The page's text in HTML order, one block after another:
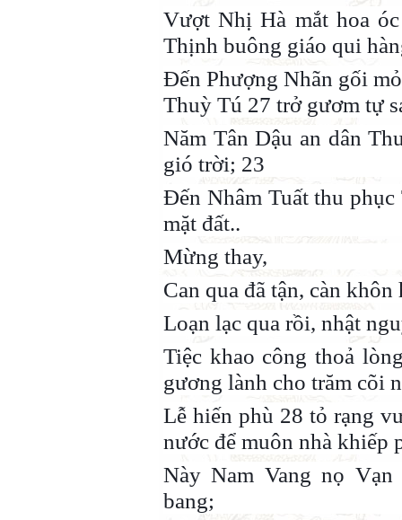
Vượt Nhị Hà mắt hoa
Thịnh buông giáo qui
Đến Phượng Nhãn gối
Thuỳ Tú 27 trở gươm tự
Năm Tân Dậu an dân
gió trời; 23
Đến Nhâm Tuất thu
mặt đất..
Mừng thay,
Can qua đã tận, càn
Loạn lạc qua rồi, nhật
Tiệc khao công thoả
gương lành cho trăm cõi
Lễ hiến phù 28 tỏ rạng
nước để muôn nhà khiếp
Này Nam Vang nọ
bang;